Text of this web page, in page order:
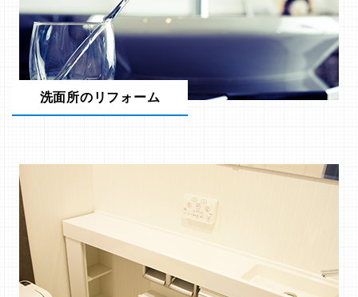
洗面所のリフォーム